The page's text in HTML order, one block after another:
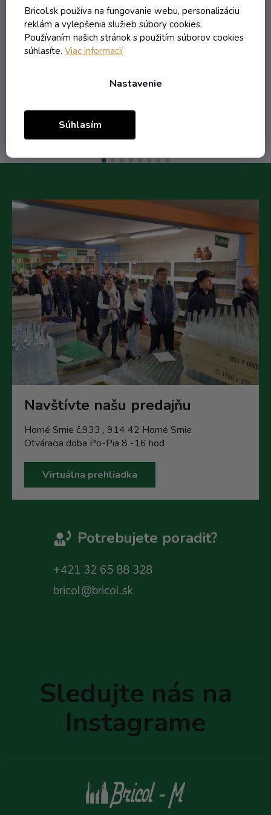
Bricol.sk používa na fungovanie webu, personalizáciu
reklám a vylepšenia služieb súbory cookies.
Používaním našich stránok s použitím súborov cookies
súhlasíte. Viac informacií
Nastavenie
Súhlasím
Skladom
4,78 € vrátane DPH
Navštívte našu predajňu
Horné Srnie č.933 , 914 42 Horné Srnie
Otváracia doba Po-Pia 8 -16 hod
Virtuálna prehliadka
Potrebujete poradit?
+421 32 65 88 328
bricol@bricol.sk
Sledujte nás na
Instagrame